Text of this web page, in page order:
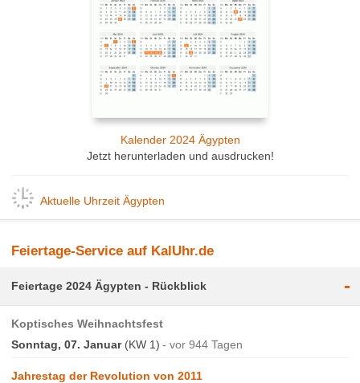
Kalender 2024 Ägypten
Jetzt herunterladen und ausdrucken!
Aktuelle Uhrzeit Ägypten
Feiertage-Service auf KalUhr.de
Feiertage 2024 Ägypten - Rückblick -
Koptisches Weihnachtsfest
Sonntag, 07. Januar(KW 1) vor 944 Tagen
Jahrestag der Revolution von 2011